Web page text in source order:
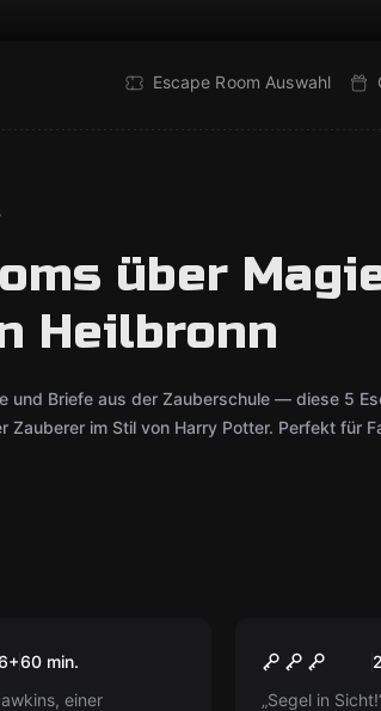
Escape Room Auswahl
über
Heilbronn
und Briefe aus der Zauberschule — diese 5
Zauberer im Stil von Harry Potter. Perfekt für
+60 min.
einer
Kapitän
Schatz
„Segel in